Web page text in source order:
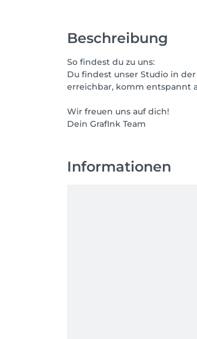
Beschreibung
So findest du zu uns:
Du findest unser Studio in
erreichbar, komm entspannt
Wir freuen uns auf dich!
Dein GrafInk Team
Informationen